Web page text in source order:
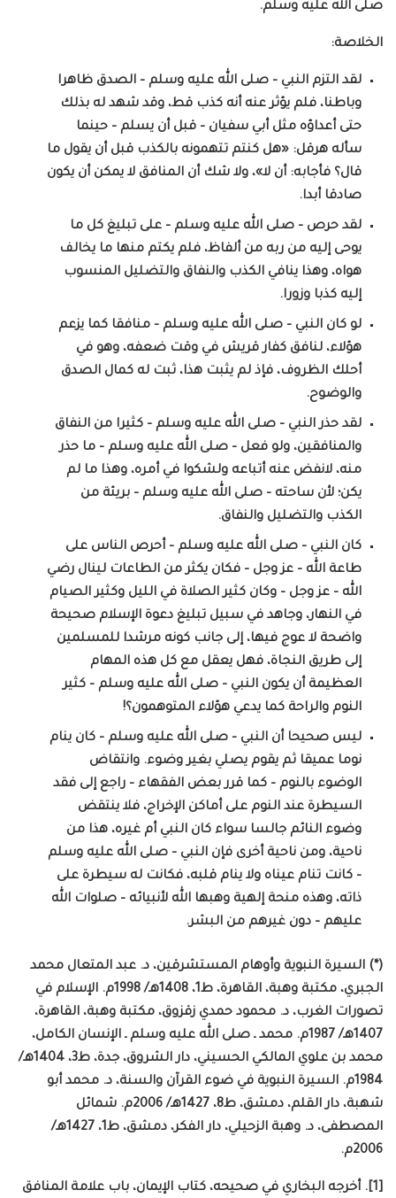
صلى الله عليه وسلم.
الخلاصة:
لقد التزم النبي – صلى الله عليه وسلم – الصدق ظاهرا
وباطنا، فلم يؤثر عنه أنه كذب قط، وقد شهد له بذلك
حتى أعداؤه مثل أبي سفيان – قبل أن يسلم – حينما
سأله هرقل: «هل كنتم تتهمونه بالكذب قبل أن يقول ما
قال؟ فأجابه: أن لا»، ولا شك أن المنافق لا يمكن أن يكون
صادقا أبدا.
لقد حرص – صلى الله عليه وسلم – على تبليغ كل ما
يوحى إليه من ربه من ألفاظ، فلم يكتم منها ما يخالف
هواه، وهذا ينافي الكذب والنفاق والتضليل المنسوب
إليه كذبا وزورا.
لو كان النبي – صلى الله عليه وسلم – منافقا كما يزعم
هؤلاء، لنافق كفار قريش في وقت ضعفه، وهو في
أحلك الظروف، فإذ لم يثبت هذا، ثبت له كمال الصدق
والوضوح.
لقد حذر النبي – صلى الله عليه وسلم – كثيرا من النفاق
والمنافقين، ولو فعل – صلى الله عليه وسلم – ما حذر
منه، لانفض عنه أتباعه ولشكوا في أمره، وهذا ما لم
يكن؛ لأن ساحته – صلى الله عليه وسلم – بريئة من
الكذب والتضليل والنفاق.
كان النبي – صلى الله عليه وسلم – أحرص الناس على
طاعة الله – عز وجل – فكان يكثر من الطاعات لينال رضي
الله – عز وجل – وكان كثير الصلاة في الليل وكثير الصيام
في النهار، وجاهد في سبيل تبليغ دعوة الإسلام صحيحة
واضحة لا عوج فيها، إلى جانب كونه مرشدا للمسلمين
إلى طريق النجاة، فهل يعقل مع كل هذه المهام
العظيمة أن يكون النبي – صلى الله عليه وسلم – كثير
النوم والراحة كما يدعي هؤلاء المتوهمون؟!
ليس صحيحا أن النبي – صلى الله عليه وسلم – كان ينام
نوما عميقا ثم يقوم يصلي بغير وضوء. وانتقاض
الوضوء بالنوم – كما قرر بعض الفقهاء – راجع إلى فقد
السيطرة عند النوم على أماكن الإخراج، فلا ينتقض
وضوء النائم جالسا سواء كان النبي أم غيره، هذا من
ناحية، ومن ناحية أخرى فإن النبي – صلى الله عليه وسلم
– كانت تنام عيناه ولا ينام قلبه، فكانت له سيطرة على
ذاته، وهذه منحة إلهية وهبها الله لأنبيائه – صلوات الله
عليهم – دون غيرهم من البشر.
(*) السيرة النبوية وأوهام المستشرقين، د. عبد المتعال محمد
الجبري، مكتبة وهبة، القاهرة، ط1، 1408هـ/ 1998م. الإسلام في
تصورات الغرب، د. محمود حمدي زقزوق، مكتبة وهبة، القاهرة،
1407هـ/ 1987م. محمد ـ صلى الله عليه وسلم ـ الإنسان الكامل،
محمد بن علوي المالكي الحسيني، دار الشروق، جدة، ط3، 1404هـ/
1984م. السيرة النبوية في ضوء القرآن والسنة، د. محمد أبو
شهبة، دار القلم، دمشق، ط8، 1427هـ/ 2006م. شمائل
المصطفى، د. وهبة الزحيلي، دار الفكر، دمشق، ط1، 1427هـ/
2006م.
[1]. أخرجه البخاري في صحيحه، كتاب الإيمان، باب علامة المنافق